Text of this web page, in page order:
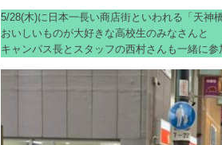
5/28(木)に日本一長い商店街といわれる「天神
おいしいものが大好きな高校生のみなさんと
キャンパス長とスタッフの西村さんも一緒に